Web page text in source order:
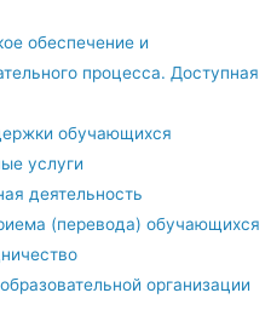
обеспечение и
процесса. Доступная
обучающихся
услуги
деятельность
(перевода) обучающихся
организации